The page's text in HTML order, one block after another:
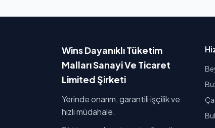
Wins Dayanıklı Tüketim
Malları Sanayi Ve Ticaret
Limited Şirketi
Yerinde onarım, garantili işçilik ve
hızlı müdahale.